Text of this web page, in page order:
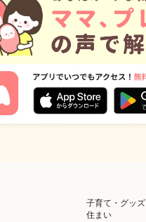
子育て・グッズ
住まい